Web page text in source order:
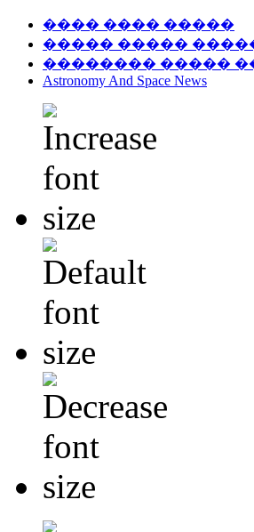
���� ���� �����
����� �����
�������� �����
Astronomy And Space News